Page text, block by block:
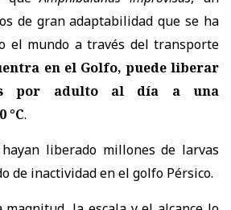
de gran adaptabilidad que se ha
el mundo a través del transporte
en el Golfo, puede liberar
por adulto al día a una
°C.
liberado millones de larvas
de inactividad en el golfo Pérsico.